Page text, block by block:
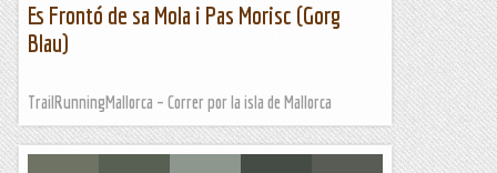
Es Frontó de sa Mola i Pas Morisc (Gorg
Blau)
TrailRunningMallorca – Correr por la isla de Mallorca